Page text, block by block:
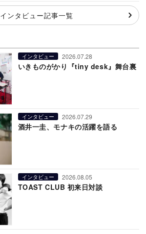
インタビュー記事一覧
インタビュー 2026.07.28
いきものがかり『tiny desk』舞台裏
インタビュー 2026.07.29
酒井一圭、モナキの活躍を語る
インタビュー 2026.08.05
TOAST CLUB 初来日対談